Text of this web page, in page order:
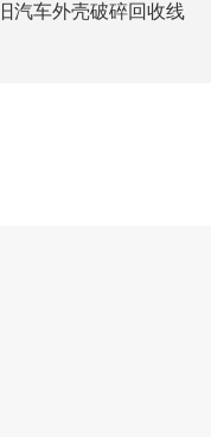
汽车外壳破碎回收线